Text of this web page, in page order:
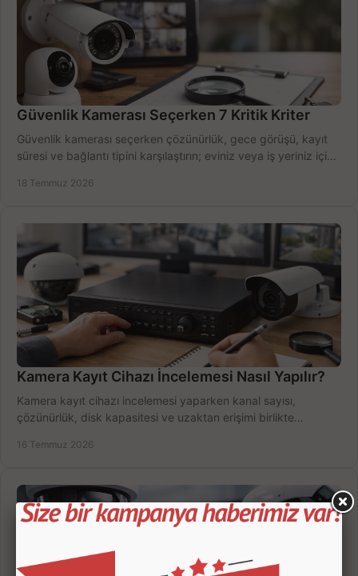
Güvenlik Kamerası Seçerken 7 Kritik Kriter
Güvenlik kamerası seçerken çözünürlük, gece görüşü, kayıt
süresi ve bağlantı tipini karşılaştırın; eviniz veya iş yeriniz için
18 Temmuz 2026
Kamera Kayıt Cihazı İncelemesi Nasıl Yapılır?
Kamera kayıt cihazı incelemesi yaparken kanal sayısı,
çözünürlük, disk kapasitesi ve uzaktan erişimi birlikte
16 Temmuz 2026